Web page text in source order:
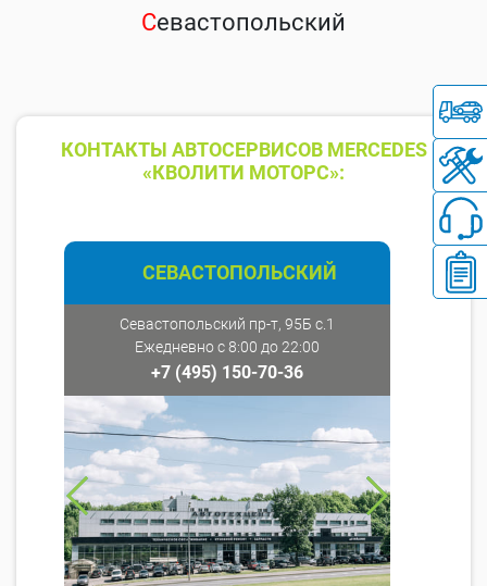
Севастопольский
КОНТАКТЫ АВТОСЕРВИСОВ MERCEDES
«КВОЛИТИ МОТОРС»:
СЕВАСТОПОЛЬСКИЙ
Севастопольский пр-т, 95Б с.1
Ежедневно с 8:00 до 22:00
+7 (495) 150-70-36